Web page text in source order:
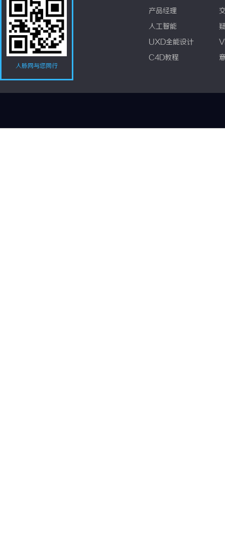
人脉网与您同行
产品经理
人工智能
UXD全能设计
C4D教程